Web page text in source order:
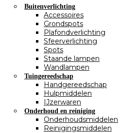
Buitenverlichting
Accessoires
Grondspots
Plafondverlichting
Sfeerverlichting
Spots
Staande lampen
Wandlampen
Tuingereedschap
Handgereedschap
Hulpmiddelen
IJzerwaren
Onderhoud en reiniging
Onderhoudsmiddelen
Reinigingsmiddelen